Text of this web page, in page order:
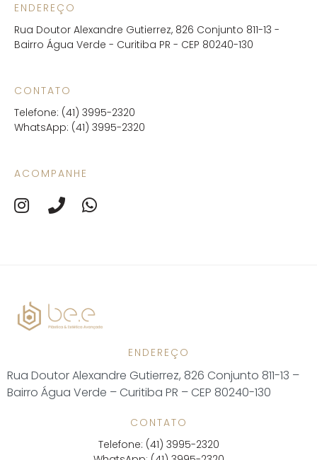
ENDEREÇO
Rua Doutor Alexandre Gutierrez, 826 Conjunto 811-13 -
Bairro Água Verde - Curitiba PR - CEP 80240-130
CONTATO
Telefone: (41) 3995-2320
WhatsApp: (41) 3995-2320
ACOMPANHE
ENDEREÇO
Rua Doutor Alexandre Gutierrez, 826 Conjunto 811-13 –
Bairro Água Verde – Curitiba PR – CEP 80240-130
CONTATO
Telefone: (41) 3995-2320